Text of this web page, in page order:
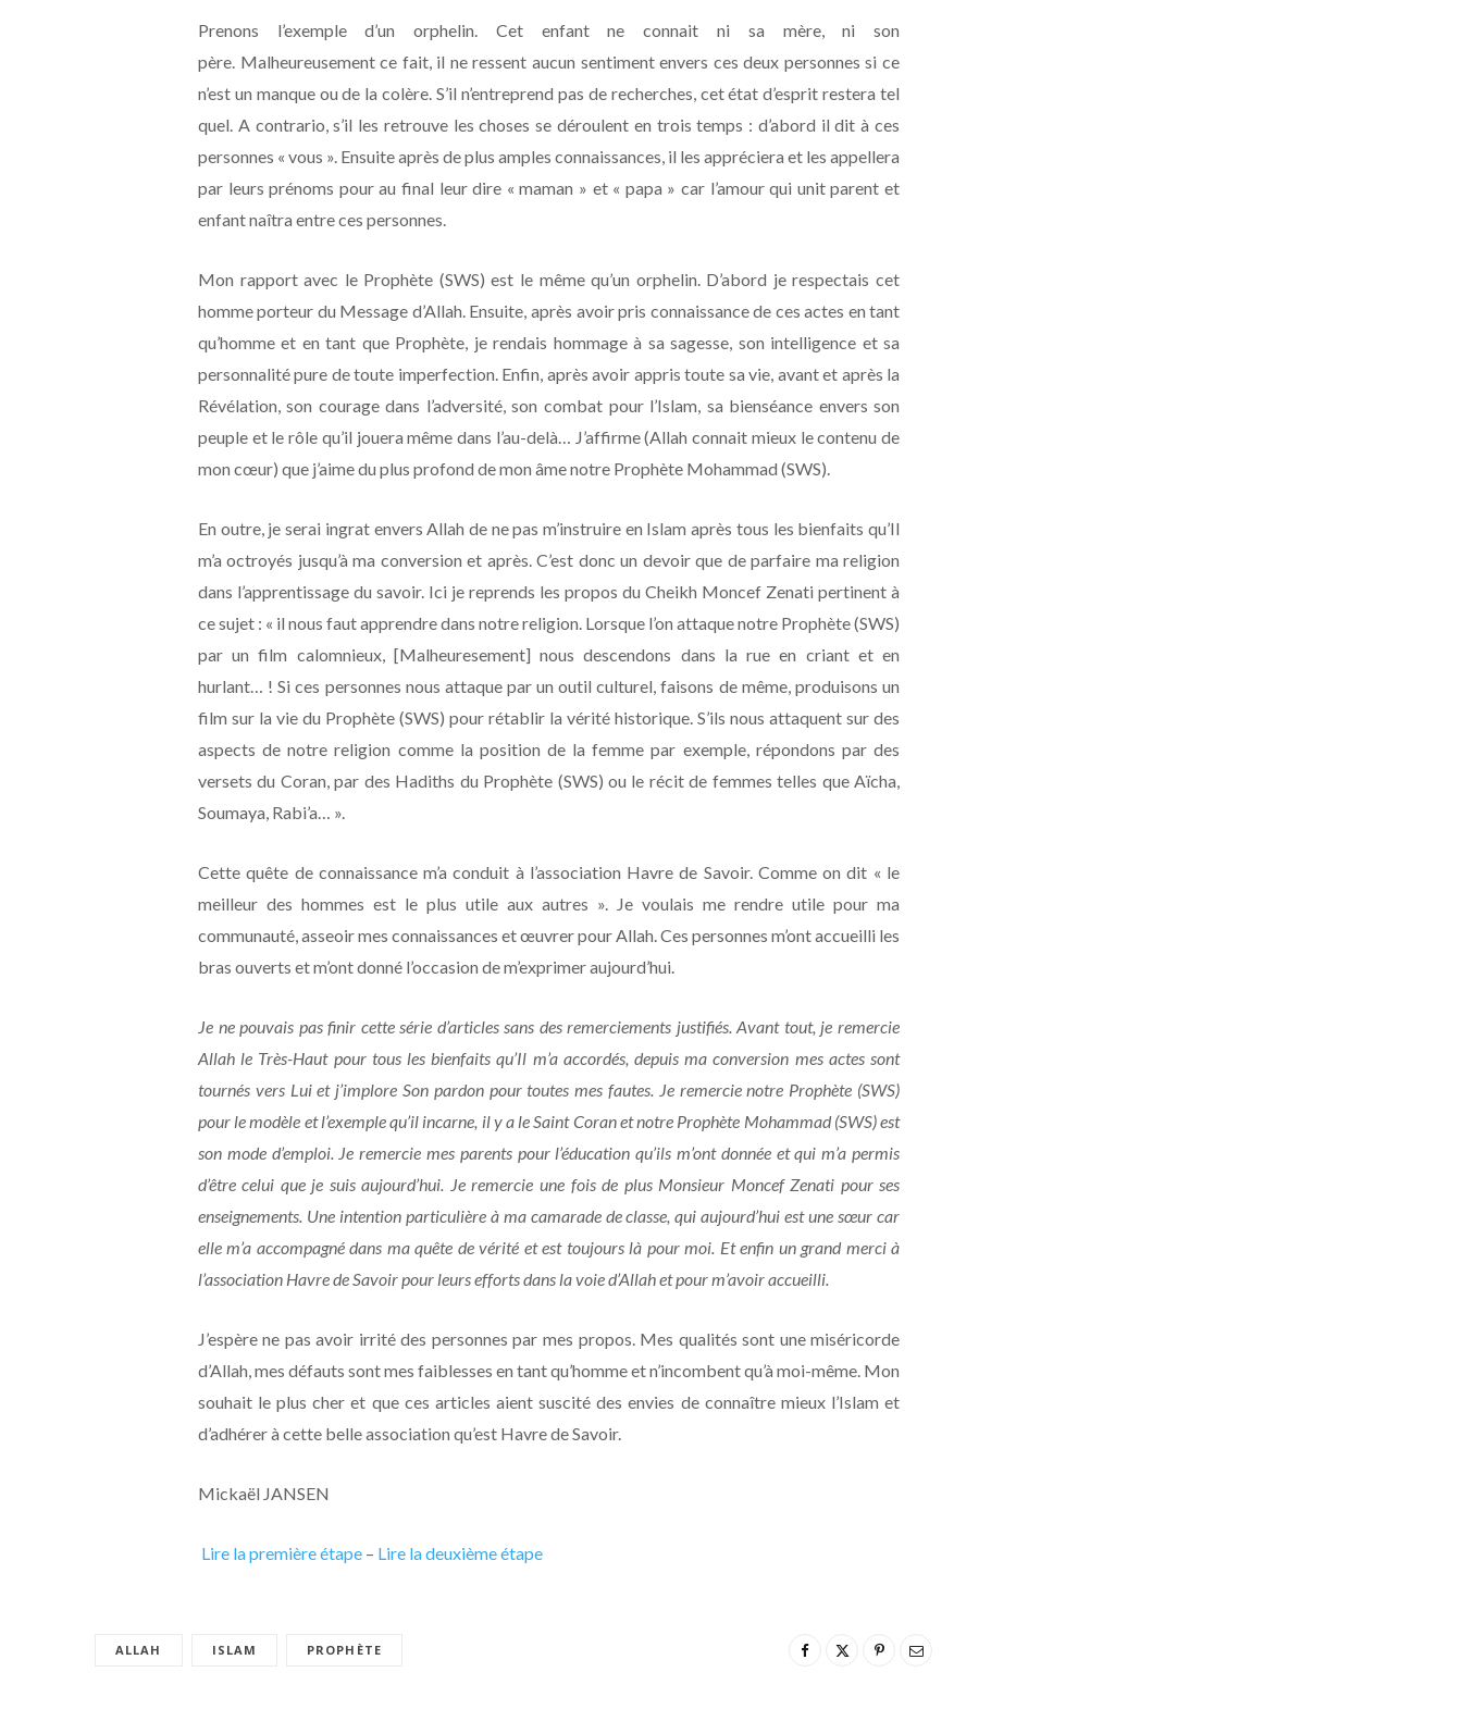
Prenons l’exemple d’un orphelin. Cet enfant ne connait ni sa mère, ni son
père. Malheureusement ce fait, il ne ressent aucun sentiment envers ces deux personnes si ce
n’est un manque ou de la colère. S’il n’entreprend pas de recherches, cet état d’esprit restera tel
quel. A contrario, s’il les retrouve les choses se déroulent en trois temps : d’abord il dit à ces
personnes « vous ». Ensuite après de plus amples connaissances, il les appréciera et les appellera
par leurs prénoms pour au final leur dire « maman » et « papa » car l’amour qui unit parent et
enfant naîtra entre ces personnes.
Mon rapport avec le Prophète (SWS) est le même qu’un orphelin. D’abord je respectais cet
homme porteur du Message d’Allah. Ensuite, après avoir pris connaissance de ces actes en tant
qu’homme et en tant que Prophète, je rendais hommage à sa sagesse, son intelligence et sa
personnalité pure de toute imperfection. Enfin, après avoir appris toute sa vie, avant et après la
Révélation, son courage dans l’adversité, son combat pour l’Islam, sa bienséance envers son
peuple et le rôle qu’il jouera même dans l’au-delà… J’affirme (Allah connait mieux le contenu de
mon cœur) que j’aime du plus profond de mon âme notre Prophète Mohammad (SWS).
En outre, je serai ingrat envers Allah de ne pas m’instruire en Islam après tous les bienfaits qu’Il
m’a octroyés jusqu’à ma conversion et après. C’est donc un devoir que de parfaire ma religion
dans l’apprentissage du savoir. Ici je reprends les propos du Cheikh Moncef Zenati pertinent à
ce sujet : « il nous faut apprendre dans notre religion. Lorsque l’on attaque notre Prophète (SWS)
par un film calomnieux, [Malheuresement] nous descendons dans la rue en criant et en
hurlant… ! Si ces personnes nous attaque par un outil culturel, faisons de même, produisons un
film sur la vie du Prophète (SWS) pour rétablir la vérité historique. S’ils nous attaquent sur des
aspects de notre religion comme la position de la femme par exemple, répondons par des
versets du Coran, par des Hadiths du Prophète (SWS) ou le récit de femmes telles que Aïcha,
Soumaya, Rabi’a… ».
Cette quête de connaissance m’a conduit à l’association Havre de Savoir. Comme on dit « le
meilleur des hommes est le plus utile aux autres ». Je voulais me rendre utile pour ma
communauté, asseoir mes connaissances et œuvrer pour Allah. Ces personnes m’ont accueilli les
bras ouverts et m’ont donné l’occasion de m’exprimer aujourd’hui.
Je ne pouvais pas finir cette série d’articles sans des remerciements justifiés. Avant tout, je remercie
Allah le Très-Haut pour tous les bienfaits qu’Il m’a accordés, depuis ma conversion mes actes sont
tournés vers Lui et j’implore Son pardon pour toutes mes fautes. Je remercie notre Prophète (SWS)
pour le modèle et l’exemple qu’il incarne, il y a le Saint Coran et notre Prophète Mohammad (SWS) est
son mode d’emploi. Je remercie mes parents pour l’éducation qu’ils m’ont donnée et qui m’a permis
d’être celui que je suis aujourd’hui. Je remercie une fois de plus Monsieur Moncef Zenati pour ses
enseignements. Une intention particulière à ma camarade de classe, qui aujourd’hui est une sœur car
elle m’a accompagné dans ma quête de vérité et est toujours là pour moi. Et enfin un grand merci à
l’association Havre de Savoir pour leurs efforts dans la voie d’Allah et pour m’avoir accueilli.
J’espère ne pas avoir irrité des personnes par mes propos. Mes qualités sont une miséricorde
d’Allah, mes défauts sont mes faiblesses en tant qu’homme et n’incombent qu’à moi-même. Mon
souhait le plus cher et que ces articles aient suscité des envies de connaître mieux l’Islam et
d’adhérer à cette belle association qu’est Havre de Savoir.
Mickaël JANSEN
Lire la première étape– Lire la deuxième étape
ALLAH ISLAM PROPHÈTE